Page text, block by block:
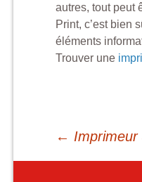
autres, tout peut
Print, c’est bien
éléments
Trouver une
Navigation
← Imprimeur